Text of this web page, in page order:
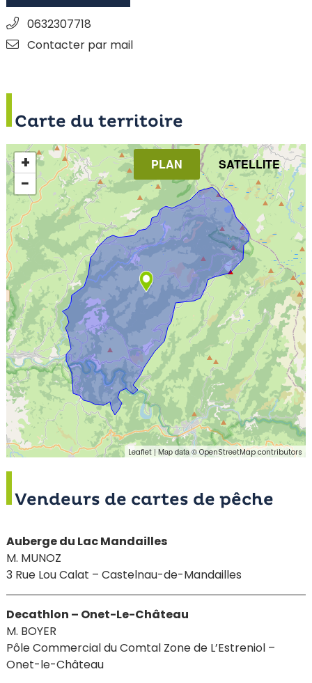
0632307718
Contacter par mail
Carte du territoire
+
−
PLAN SATELLITE
Leaflet | Map data ©OpenStreetMap contributors
Vendeurs de cartes de pêche
Auberge du Lac Mandailles
M. MUNOZ
3 Rue Lou Calat – Castelnau-de-Mandailles
Decathlon – Onet-Le-Château
M. BOYER
Pôle Commercial du Comtal Zone de L’Estreniol –
Onet-le-Château